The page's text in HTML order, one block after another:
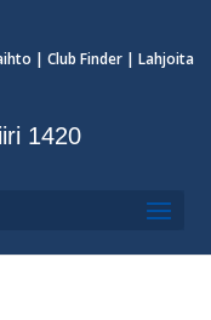
| Club Finder | Lahjoita
1420